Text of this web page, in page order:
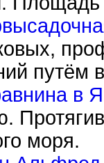
путём
в
моря.